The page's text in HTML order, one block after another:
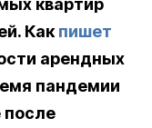
квартир
Какпишет
арендных
пандемии
после